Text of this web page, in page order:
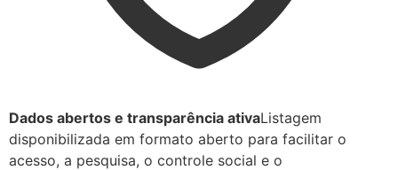
Dados abertos e transparência ativaListagem
disponibilizada em formato aberto para facilitar o
acesso, a pesquisa, o controle social e o